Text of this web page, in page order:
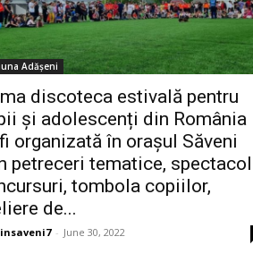
Adășeni
discoteca estivală pentru
și adolescenți din România
organizată în orașul Săveni
petreceri tematice,
tombola copiilor,
de...
- June 30, 2022